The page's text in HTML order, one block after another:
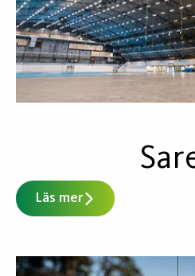
Läs mer